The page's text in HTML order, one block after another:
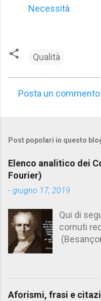
Necessità
Qualità
m
e
n
t
Posta un commento
Post popolari in questo
Elenco analitico dei
Fourier)
- giugno 17, 2019
Qui di
cornuti
Aforismi, frasi e